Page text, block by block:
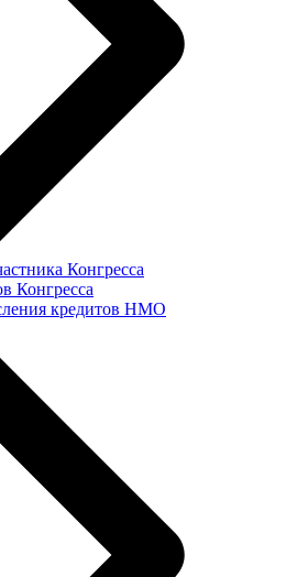
Конгресса
Конгресса
кредитов НМО